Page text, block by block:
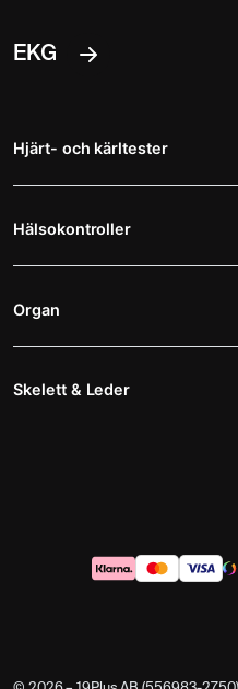
EKG
Hjärt- och kärltester
Hälsokontroller
Organ
Skelett & Leder